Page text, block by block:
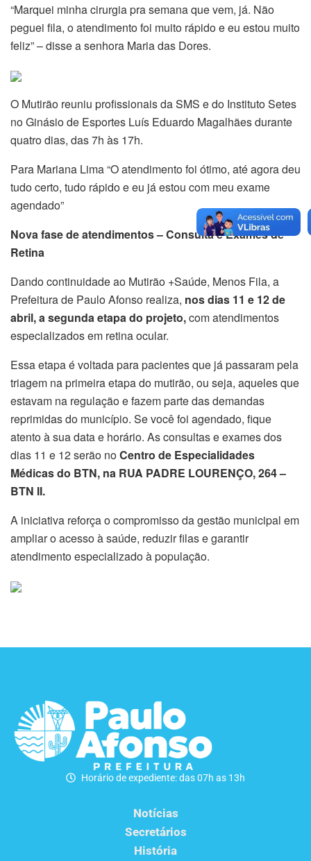
“Marquei minha cirurgia pra semana que vem, já. Não
peguei fila, o atendimento foi muito rápido e eu estou muito
feliz” – disse a senhora Maria das Dores.
O Mutirão reuniu profissionais da SMS e do Instituto Setes
no Ginásio de Esportes Luís Eduardo Magalhães durante
quatro dias, das 7h às 17h.
Para Mariana Lima “O atendimento foi ótimo, até agora deu
tudo certo, tudo rápido e eu já estou com meu exame
agendado”
Nova fase de atendimentos – Consulta e Exames de
Retina
Dando continuidade ao Mutirão +Saúde, Menos Fila, a
Prefeitura de Paulo Afonso realiza, nos dias 11 e 12 de
abril, a segunda etapa do projeto,com atendimentos
especializados em retina ocular.
Essa etapa é voltada para pacientes que já passaram pela
triagem na primeira etapa do mutirão, ou seja, aqueles que
estavam na regulação e fazem parte das demandas
reprimidas do município. Se você foi agendado, fique
atento à sua data e horário. As consultas e exames dos
dias 11 e 12 serão noCentro de Especialidades
Médicas do BTN, na RUA PADRE LOURENÇO, 264 –
BTN II.
A iniciativa reforça o compromisso da gestão municipal em
ampliar o acesso à saúde, reduzir filas e garantir
atendimento especializado à população.
Horário de expediente: das 07h as 13h
Notícias
Secretários
História